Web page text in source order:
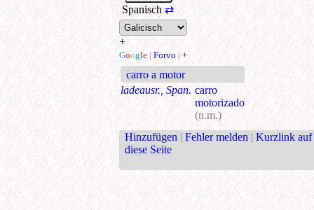
Spanisch ⇄
+
Google | Forvo | +
carro a motor
ladeausr., Span. carro
motorizado
(n.m.)
Hinzufügen | Fehler melden | Kurzlink auf
diese Seite